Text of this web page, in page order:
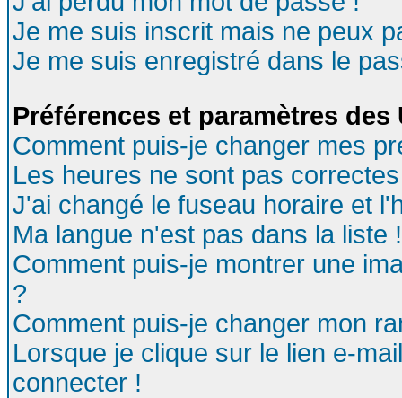
Je me suis inscrit mais ne peux
Je me suis enregistré dans le
Préférences et paramètres
Comment puis-je changer mes
Les heures ne sont pas
J'ai changé le fuseau horaire et
Ma langue n'est pas dans la liste !
Comment puis-je montrer une
?
Comment puis-je changer mon
Lorsque je clique sur le lien e-
connecter !